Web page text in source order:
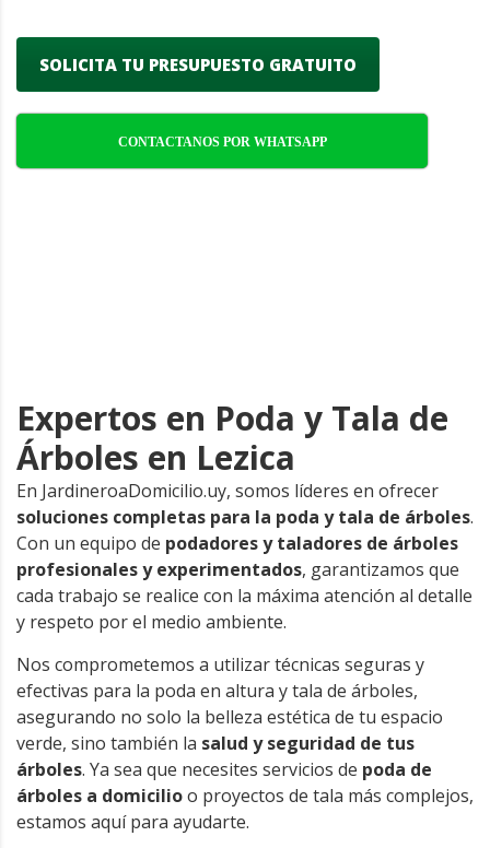
SOLICITA TU PRESUPUESTO GRATUITO
CONTACTANOS POR WHATSAPP
Expertos en Poda y Tala de
Árboles en Lezica
En JardineroaDomicilio.uy, somos líderes en ofrecer
soluciones completas para la poda y tala de árboles.
Con un equipo de podadores y taladores de árboles
profesionales y experimentados, garantizamos que
cada trabajo se realice con la máxima atención al detalle
y respeto por el medio ambiente.
Nos comprometemos a utilizar técnicas seguras y
efectivas para la poda en altura y tala de árboles,
asegurando no solo la belleza estética de tu espacio
verde, sino también la salud y seguridad de tus
árboles. Ya sea que necesites servicios de poda de
árboles a domicilioo proyectos de tala más complejos,
estamos aquí para ayudarte.